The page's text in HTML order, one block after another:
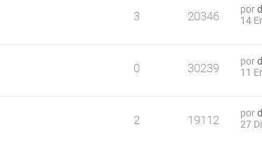
3 20346 por
14
0 30239 por
11
2 19112 por
27